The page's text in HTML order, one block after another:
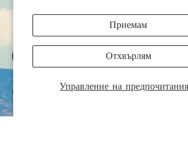
Управление на
Приемам
Отхвърлям
Имейл
РЕГИСТРИРАЙ СЕ
Този сайт е защитен чрез hCaptcha и се прилагат
използване на услугатана hCaptcha.